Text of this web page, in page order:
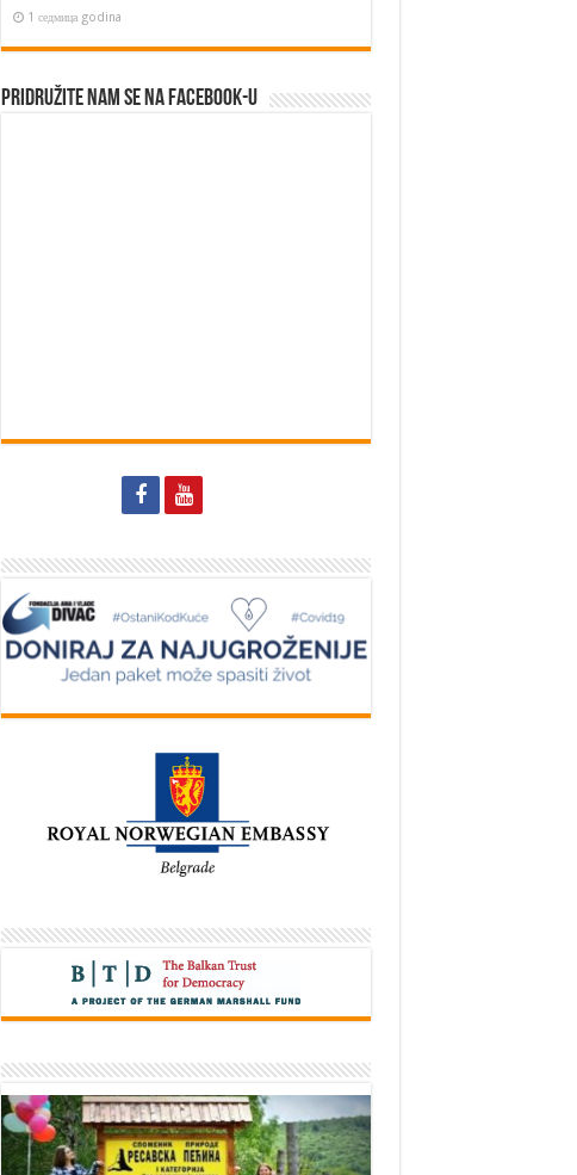
1 седмица godina
Pridružite nam se na Facebook-u